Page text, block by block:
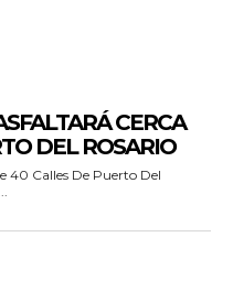
CERCA
DEL ROSARIO
40 Calles De Puerto Del